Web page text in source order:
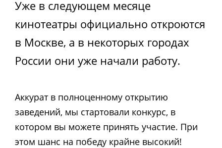
Уже в следующем месяце
кинотеатры официально откроются
в Москве, а в некоторых городах
России они уже начали работу.
Аккурат в полноценному открытию
заведений, мы стартовали конкурс, в
котором вы можете принять участие. При
этом шанс на победу крайне высокий!